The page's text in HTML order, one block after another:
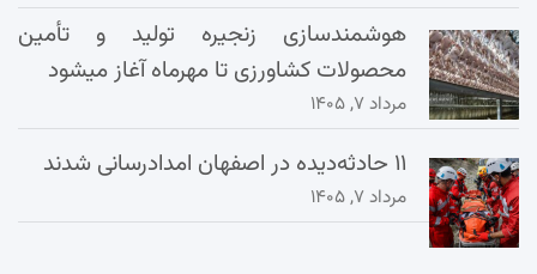
هوشمندسازی زنجیره تولید و تأمین
محصولات کشاورزی تا مهرماه آغاز میشود
مرداد ۷, ۱۴۰۵
۱۱ حادثه‌دیده در اصفهان امدادرسانی شدند
مرداد ۷, ۱۴۰۵